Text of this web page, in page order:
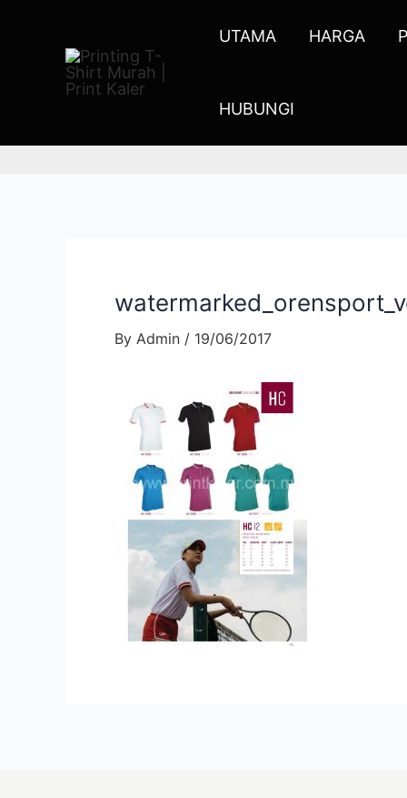
UTAMA HARGA
HUBUNGI
By Admin / 19/06/2017